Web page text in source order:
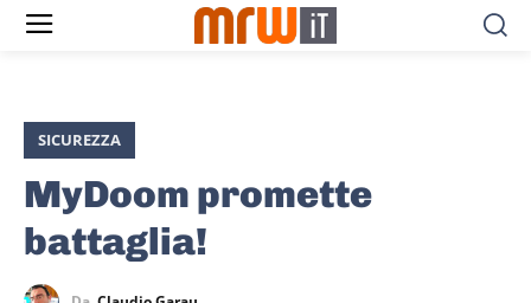
SICUREZZA
MyDoom promette
battaglia!